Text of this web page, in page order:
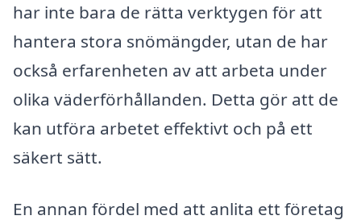
har inte bara de rätta verktygen för att
hantera stora snömängder, utan de har
också erfarenheten av att arbeta under
olika väderförhållanden. Detta gör att de
kan utföra arbetet effektivt och på ett
säkert sätt.
En annan fördel med att anlita ett företag